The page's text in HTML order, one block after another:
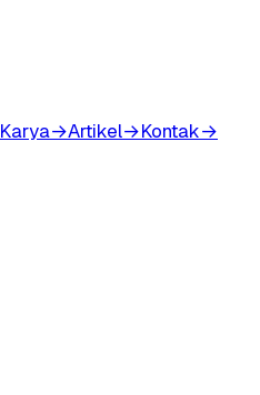
Karya→Artikel→Kontak→